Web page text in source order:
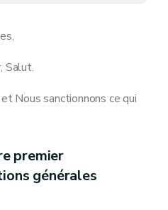
du(conseil de l'action sociale)
Salut.
Nous sanctionnons ce qui
premier
générales